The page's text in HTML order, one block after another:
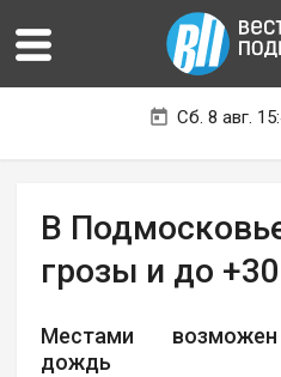
Сб. 8 авг.
В
грозы и до
Местами
дождь